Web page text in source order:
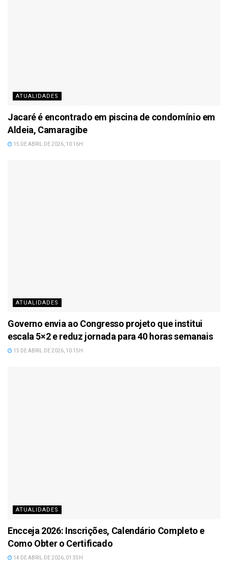
ATUALIDADES
Jacaré é encontrado em piscina de condomínio em
Aldeia, Camaragibe
15 DE ABRIL DE 2026, 10:16H
ATUALIDADES
Governo envia ao Congresso projeto que institui
escala 5×2 e reduz jornada para 40 horas semanais
15 DE ABRIL DE 2026, 10:15H
ATUALIDADES
Encceja 2026: Inscrições, Calendário Completo e
Como Obter o Certificado
14 DE ABRIL DE 2026, 01:35H